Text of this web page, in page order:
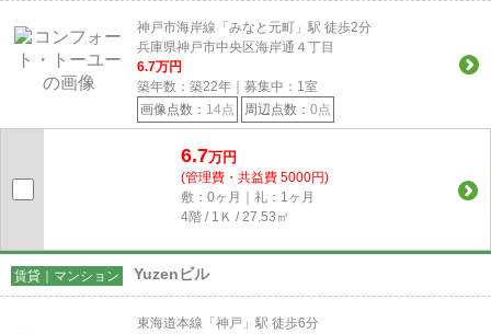
神戸市海岸線「みなと元町」駅 徒歩2分
兵庫県神戸市中央区海岸通４丁目
6.7万円
築年数：築22年｜募集中： 1室
画像点数： 14点 周辺点数： 0点
6.7万円
(管理費・共益費 5000円)
敷：0ヶ月｜礼：1ヶ月
4階 / 1Ｋ / 27.53㎡
賃貸｜マンション Yuzenビル
東海道本線「神戸」駅 徒歩6分